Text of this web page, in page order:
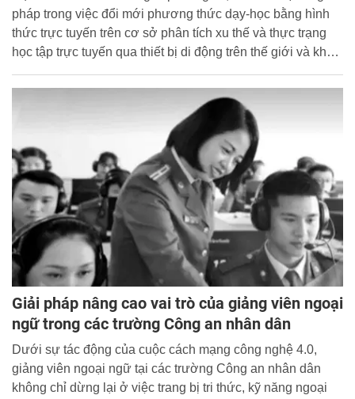
pháp trong việc đổi mới phương thức dạy-học bằng hình
thức trực tuyến trên cơ sở phân tích xu thế và thực trạng
học tập trực tuyến qua thiết bị di động trên thế giới và khu
công nghiệp lần thứ tư với tác động mạnh mẽ của công
nghệ số nhằm duy trì và nâng cao chất lượng giáo dục nói
chung và khắc phục thiên tai, đại dịch nói riêng làm ảnh
hưởng đến giáo dục.
Giải pháp nâng cao vai trò của giảng viên ngoại
ngữ trong các trường Công an nhân dân
Dưới sự tác động của cuộc cách mạng công nghệ 4.0,
giảng viên ngoại ngữ tại các trường Công an nhân dân
không chỉ dừng lại ở việc trang bị tri thức, kỹ năng ngoại